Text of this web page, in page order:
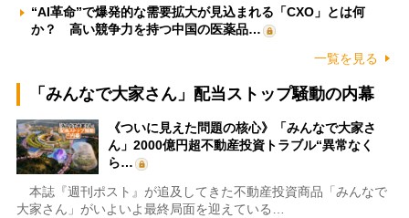
“AI革命”で爆発的な需要拡大が見込まれる「CXO」とは何
か？ 高い競争力を持つ中国の医薬品…
一覧を見る
「みんなで大家さん」配当ストップ騒動の内幕
《ついに見えた問題の核心》「みんなで大家さ
ん」2000億円超不動産投資トラブル“異常なく
ら…
本誌『週刊ポスト』が追及してきた不動産投資商品「みんなで
大家さん」がいよいよ最終局面を迎えている…